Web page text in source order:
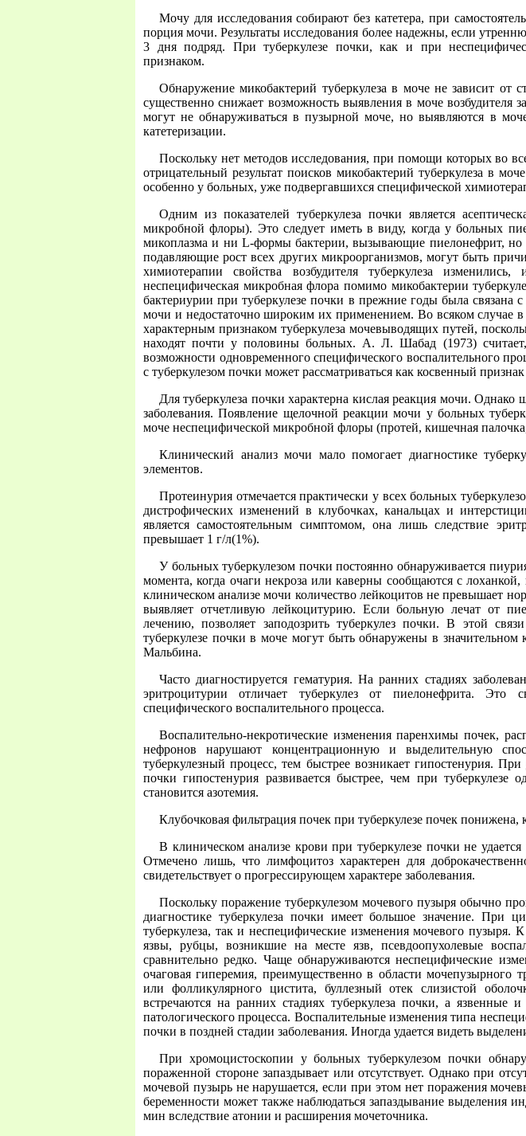
Мочу для исследования собирают без катетера, при
порция мочи. Результаты исследования более надежны, если
3 дня подряд. При туберкулезе почки, как и при
признаком.
Обнаружение микобактерий туберкулеза в моче не зависит от
существенно снижает возможность выявления в моче возбудителя
могут не обнаруживаться в пузырной моче, но выявляются в
катетеризации.
Поскольку нет методов исследования, при помощи которых во
отрицательный результат поисков микобактерий туберкулеза в
особенно у больных, уже подвергавшихся специфической
Одним из показателей туберкулеза почки является
микробной флоры). Это следует иметь в виду, когда у больных
микоплазма и ни L-формы бактерии, вызывающие пиелонефрит, но
подавляющие рост всех других микроорганизмов, могут быть
химиотерапии свойства возбудителя туберкулеза
неспецифическая микробная флора помимо микобактерии
бактериурии при туберкулезе почки в прежние годы была связана
мочи и недостаточно широким их применением. Во всяком случае в
характерным признаком туберкулеза мочевыводящих путей,
находят почти у половины больных. А. Л. Шабад (1973)
возможности одновременного специфического воспалительного
с туберкулезом почки может рассматриваться как косвенный признак
Для туберкулеза почки характерна кислая реакция мочи. Однако
заболевания. Появление щелочной реакции мочи у больных
моче неспецифической микробной флоры (протей, кишечная
Клинический анализ мочи мало помогает диагностике
элементов.
Протеинурия отмечается практически у всех больных
дистрофических изменений в клубочках, канальцах и
является самостоятельным симптомом, она лишь следствие
превышает 1 г/л(1%).
У больных туберкулезом почки постоянно обнаруживается
момента, когда очаги некроза или каверны сообщаются с
клиническом анализе мочи количество лейкоцитов не превышает
выявляет отчетливую лейкоцитурию. Если больную лечат от
лечению, позволяет заподозрить туберкулез почки. В этой
туберкулезе почки в моче могут быть обнаружены в
Мальбина.
Часто диагностируется гематурия. На ранних стадиях
эритроцитурии отличает туберкулез от пиелонефрита. Это
специфического воспалительного процесса.
Воспалительно-некротические изменения паренхимы почек,
нефронов нарушают концентрационную и выделительную
туберкулезный процесс, тем быстрее возникает гипостенурия.
почки гипостенурия развивается быстрее, чем при
становится азотемия.
Клубочковая фильтрация почек при туберкулезе почек понижена,
В клиническом анализе крови при туберкулезе почки не
Отмечено лишь, что лимфоцитоз характерен для
свидетельствует о прогрессирующем характере заболевания.
Поскольку поражение туберкулезом мочевого пузыря обычно
диагностике туберкулеза почки имеет большое значение. При
туберкулеза, так и неспецифические изменения мочевого пузыря.
язвы, рубцы, возникшие на месте язв, псевдоопухолевые
сравнительно редко. Чаще обнаруживаются неспецифические
очаговая гиперемия, преимущественно в области мочепузырного
или фолликулярного цистита, буллезный отек слизистой
встречаются на ранних стадиях туберкулеза почки, а язвенные
патологического процесса. Воспалительные изменения типа
почки в поздней стадии заболевания. Иногда удается видеть
При хромоцистоскопии у больных туберкулезом почки
пораженной стороне запаздывает или отсутствует. Однако при
мочевой пузырь не нарушается, если при этом нет поражения
беременности может также наблюдаться запаздывание выделения
мин вследствие атонии и расширения мочеточника.